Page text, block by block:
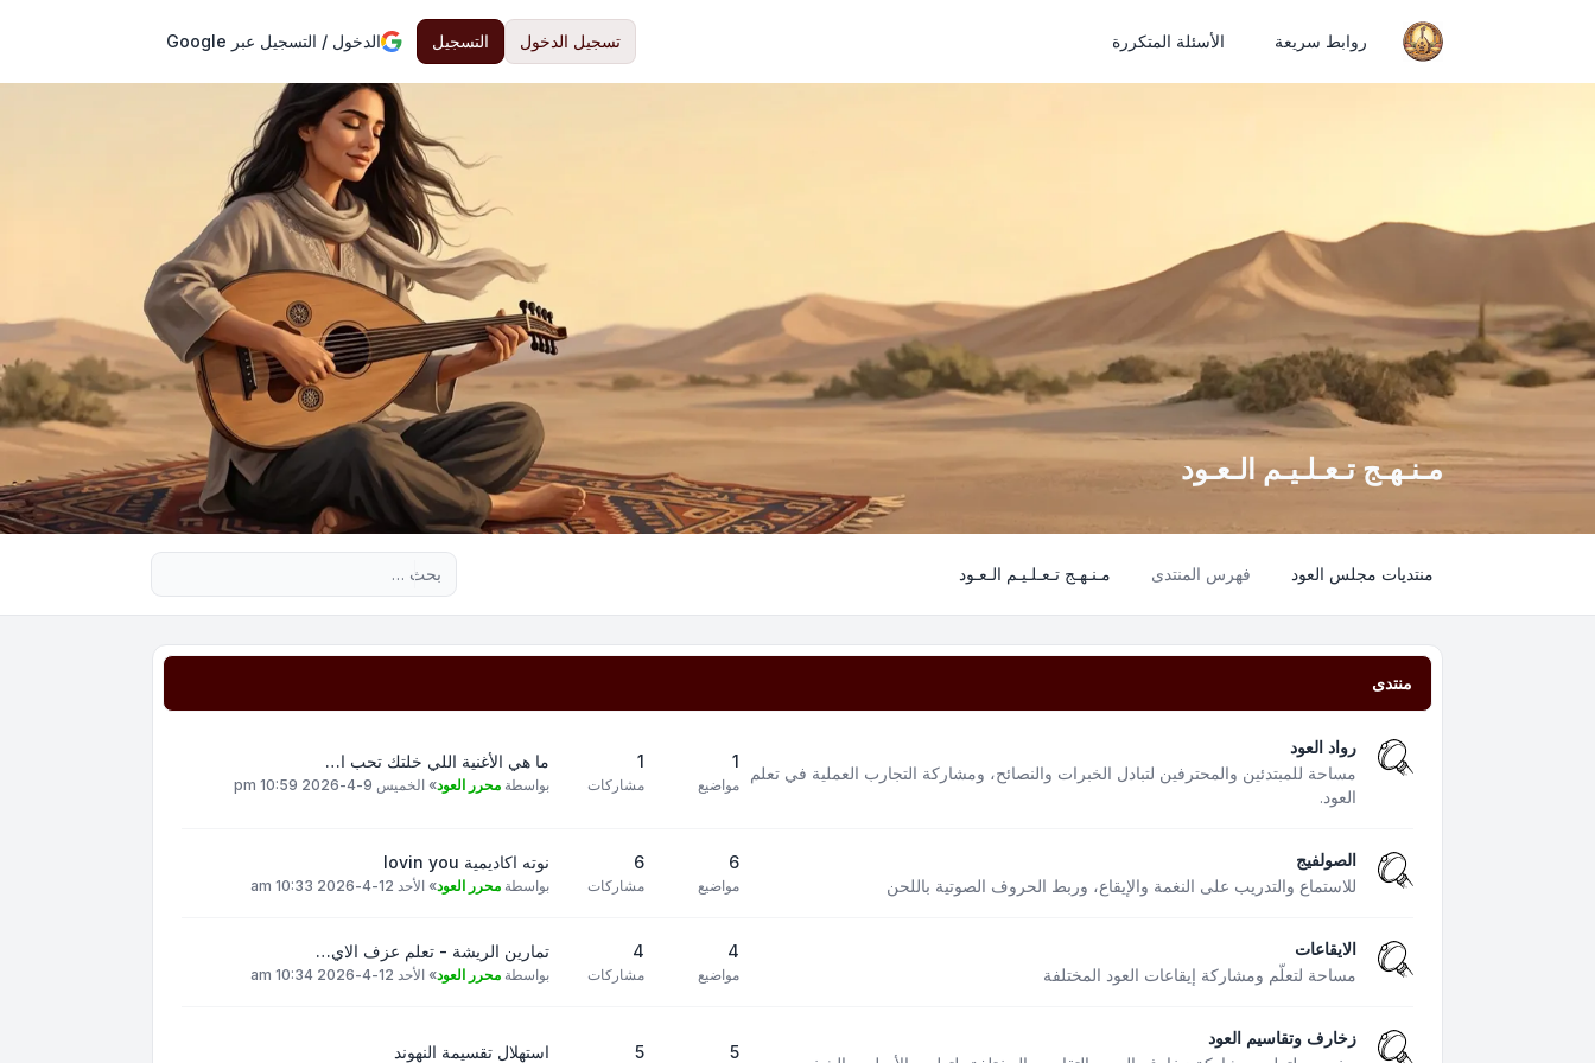
روابط سريعة الأسئلة المتكررة تسجيل الدخول التسجيل الدخول / التسجيل عبر Google
مـنـهـج تـعـلـيـم الـعـود
منتديات مجلس العود فهرس المنتدى مـنـهـج تـعـلـيـم الـعـود
منتدى
رواد العود
مساحة للمبتدئين والمحترفين لتبادل الخبرات والنصائح، ومشاركة التجارب العملية في تعلم
العود.
1
مواضيع
1
مشاركات
ما هي الأغنية اللي خلتك تحب ا…
بواسطة محرر العود» الخميس 9-4-2026 10:59 pm
الصولفيج
للاستماع والتدريب على النغمة والإيقاع، وربط الحروف الصوتية باللحن
6
مواضيع
6
مشاركات
نوته اكاديمية lovin you
بواسطة محرر العود» الأحد 12-4-2026 10:33 am
الايقاعات
مساحة لتعلّم ومشاركة إيقاعات العود المختلفة
4
مواضيع
4
مشاركات
تمارين الريشة - تعلم عزف الاي…
بواسطة محرر العود» الأحد 12-4-2026 10:34 am
زخارف وتقاسيم العود
5
5 استهلال تقسيمة النهوند